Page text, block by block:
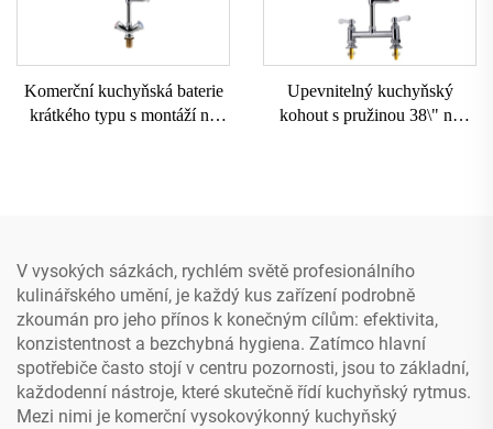
Komerční kuchyňská baterie
krátkého typu s montáží na
Upevnitelný kuchyňský
kohout s pružinou 38\" na
V vysokých sázkách, rychlém světě profesionálního
kulinářského umění, je každý kus zařízení podrobně
zkoumán pro jeho přínos k konečným cílům: efektivita,
konzistentnost a bezchybná hygiena. Zatímco hlavní
spotřebiče často stojí v centru pozornosti, jsou to základní,
každodenní nástroje, které skutečně řídí kuchyňský rytmus.
Mezi nimi je komerční vysokovýkonný kuchyňský